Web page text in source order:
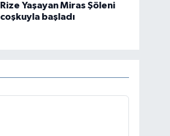
Rize Yaşayan Miras Şöleni
coşkuyla başladı